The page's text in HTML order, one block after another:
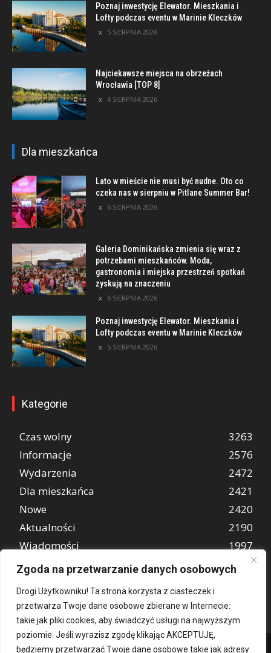
Zgoda na przetwarzanie danych osobowych
Drogi Użytkowniku! Ta strona korzysta z ciasteczek i
przetwarza Twoje dane osobowe zbierane w Internecie:
takie jak pliki cookies, aby świadczyć usługi na najwyższym
poziomie. Jeśli wyrazisz zgodę klikając AKCEPTUJĘ,
będziemy przetwarzać Twoje dane osobowe takie jak adresy
Poznaj inwestycję Elewator. Mieszkania i
Lofty podczas eventu w Marinie Kleczków
5 SIERPNIA 2026
Najciekawsze miejsca na obrzeżach
Wrocławia [TOP 8]
4 SIERPNIA 2026
Dla mieszkańca
Lato w mieście nie musi być nudne. Oto co
czeka nas w sierpniu w Pitlane Summer Bar!
6 SIERPNIA 2026
Galeria Dominikańska zmienia się wraz z
potrzebami mieszkańców. Moda,
gastronomia i miejska przestrzeń spotkań
zyskują na znaczeniu
6 SIERPNIA 2026
Poznaj inwestycję Elewator. Mieszkania i
Lofty podczas eventu w Marinie Kleczków
5 SIERPNIA 2026
Kategorie
Czas wolny
3263
Informacje
2576
Wydarzenia
2472
Dla mieszkańca
2421
Nowe
2420
Aktualności
2190
Wiadomości
1997
REKLAMA
849